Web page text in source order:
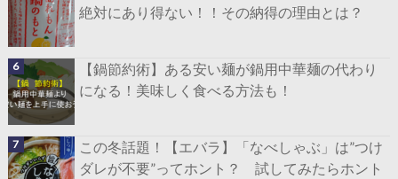
絶対にあり得ない！！その納得の理由とは？
【鍋節約術】ある安い麺が鍋用中華麺の代わり
になる！美味しく食べる方法も！
この冬話題！【エバラ】「なべしゃぶ」は”つけ
ダレが不要”ってホント？ 試してみたらホント